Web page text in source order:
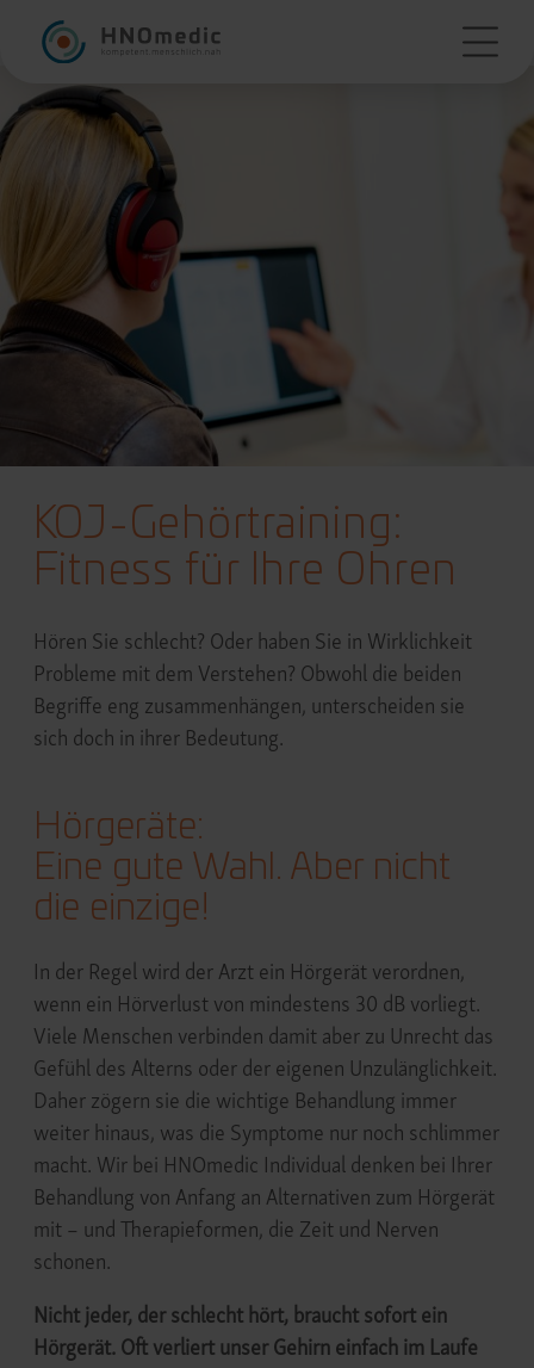
KOJ-Gehörtraining:
Fitness für Ihre Ohren
Hören Sie schlecht? Oder haben Sie in Wirklichkeit
Probleme mit dem Verstehen? Obwohl die beiden
Begriffe eng zusammenhängen, unterscheiden sie
sich doch in ihrer Bedeutung.
Hörgeräte:
Eine gute Wahl. Aber nicht
die einzige!
In der Regel wird der Arzt ein Hörgerät verordnen,
wenn ein Hörverlust von mindestens 30 dB vorliegt.
Viele Menschen verbinden damit aber zu Unrecht das
Gefühl des Alterns oder der eigenen Unzulänglichkeit.
Daher zögern sie die wichtige Behandlung immer
weiter hinaus, was die Symptome nur noch schlimmer
macht. Wir bei HNOmedic Individual denken bei Ihrer
Behandlung von Anfang an Alternativen zum Hörgerät
mit – und Therapieformen, die Zeit und Nerven
schonen.
Nicht jeder, der schlecht hört, braucht sofort ein
Hörgerät. Oft verliert unser Gehirn einfach im Laufe